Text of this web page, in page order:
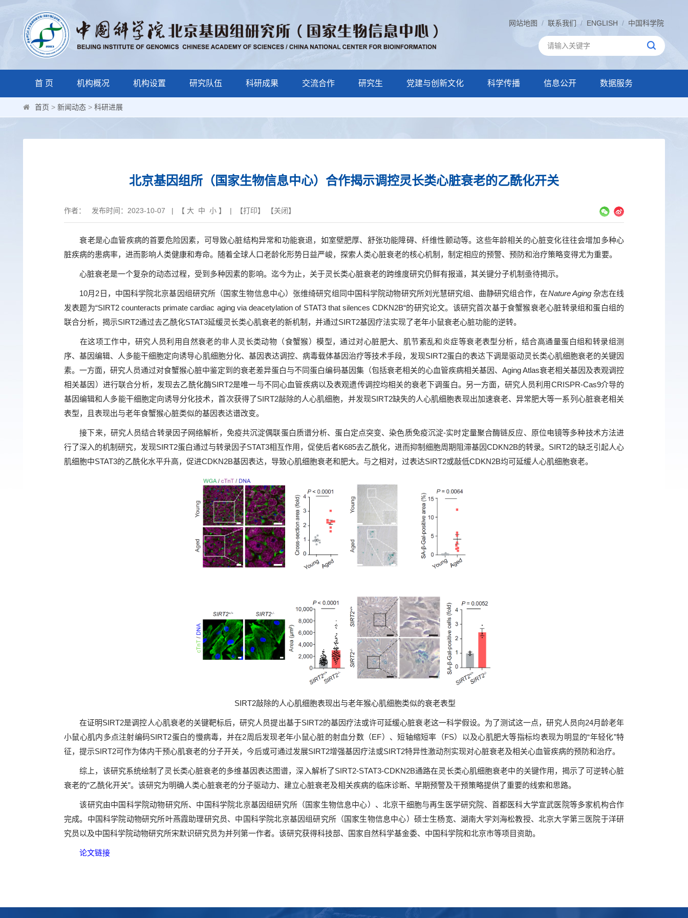
网站地图 / 联系我们 / ENGLISH / 中国科学院
首 页 机构概况 机构设置 研究队伍 科研成果 交流合作 研究生 党建与创新文化 科学传播 信息公开 数据服务
首页 > 新闻动态 > 科研进展
北京基因组所（国家生物信息中心）合作揭示调控灵长类心脏衰老的乙酰化开关
作者： 发布时间：2023-10-07 | 【 大 中 小 】 | 【打印】 【关闭】
衰老是心血管疾病的首要危险因素，可导致心脏结构异常和功能衰退，如室壁肥厚、舒张功能障碍、纤维性颤动等。这些年龄相关的心脏变化往往会增加多种心
脏疾病的患病率，进而影响人类健康和寿命。随着全球人口老龄化形势日益严峻，探索人类心脏衰老的核心机制，制定相应的预警、预防和治疗策略变得尤为重要。
心脏衰老是一个复杂的动态过程，受到多种因素的影响。迄今为止，关于灵长类心脏衰老的跨维度研究仍鲜有报道，其关键分子机制亟待揭示。
10月2日，中国科学院北京基因组研究所（国家生物信息中心）张维绮研究组同中国科学院动物研究所刘光慧研究组、曲静研究组合作，在Nature Aging 杂志在线
发表题为“SIRT2 counteracts primate cardiac aging via deacetylation of STAT3 that silences CDKN2B“的研究论文。该研究首次基于食蟹猴衰老心脏转录组和蛋白组的
联合分析，揭示SIRT2通过去乙酰化STAT3延缓灵长类心肌衰老的新机制，并通过SIRT2基因疗法实现了老年小鼠衰老心脏功能的逆转。
在这项工作中，研究人员利用自然衰老的非人灵长类动物（食蟹猴）模型，通过对心脏肥大、肌节紊乱和炎症等衰老表型分析，结合高通量蛋白组和转录组测
序、基因编辑、人多能干细胞定向诱导心肌细胞分化、基因表达调控、病毒载体基因治疗等技术手段，发现SIRT2蛋白的表达下调是驱动灵长类心肌细胞衰老的关键因
素。一方面，研究人员通过对食蟹猴心脏中鉴定到的衰老差异蛋白与不同蛋白编码基因集（包括衰老相关的心血管疾病相关基因、Aging Atlas衰老相关基因及表观调控
相关基因）进行联合分析，发现去乙酰化酶SIRT2是唯一与不同心血管疾病以及表观遗传调控均相关的衰老下调蛋白。另一方面，研究人员利用CRISPR-Cas9介导的
基因编辑和人多能干细胞定向诱导分化技术，首次获得了SIRT2敲除的人心肌细胞，并发现SIRT2缺失的人心肌细胞表现出加速衰老、异常肥大等一系列心脏衰老相关
表型，且表现出与老年食蟹猴心脏类似的基因表达谱改变。
接下来，研究人员结合转录因子网络解析，免疫共沉淀偶联蛋白质谱分析、蛋白定点突变、染色质免疫沉淀-实时定量聚合酶链反应、原位电镜等多种技术方法进
行了深入的机制研究，发现SIRT2蛋白通过与转录因子STAT3相互作用，促使后者K685去乙酰化，进而抑制细胞周期阻滞基因CDKN2B的转录。SIRT2的缺乏引起人心
肌细胞中STAT3的乙酰化水平升高，促进CDKN2B基因表达，导致心肌细胞衰老和肥大。与之相对，过表达SIRT2或敲低CDKN2B均可延缓人心肌细胞衰老。
SIRT2敲除的人心肌细胞表现出与老年猴心肌细胞类似的衰老表型
在证明SIRT2是调控人心肌衰老的关键靶标后，研究人员提出基于SIRT2的基因疗法或许可延缓心脏衰老这一科学假设。为了测试这一点，研究人员向24月龄老年
小鼠心肌内多点注射编码SIRT2蛋白的慢病毒，并在2周后发现老年小鼠心脏的射血分数（EF）、短轴缩短率（FS）以及心肌肥大等指标均表现为明显的“年轻化”特
征，提示SIRT2可作为体内干预心肌衰老的分子开关，今后或可通过发展SIRT2增强基因疗法或SIRT2特异性激动剂实现对心脏衰老及相关心血管疾病的预防和治疗。
综上，该研究系统绘制了灵长类心脏衰老的多维基因表达图谱，深入解析了SIRT2-STAT3-CDKN2B通路在灵长类心肌细胞衰老中的关键作用，揭示了可逆转心脏
衰老的“乙酰化开关”。该研究为明确人类心脏衰老的分子驱动力、建立心脏衰老及相关疾病的临床诊断、早期预警及干预策略提供了重要的线索和思路。
该研究由中国科学院动物研究所、中国科学院北京基因组研究所（国家生物信息中心）、北京干细胞与再生医学研究院、首都医科大学宣武医院等多家机构合作
完成。中国科学院动物研究所叶燕霞助理研究员、中国科学院北京基因组研究所（国家生物信息中心）硕士生杨宽、湖南大学刘海松教授、北京大学第三医院于洋研
究员以及中国科学院动物研究所宋默识研究员为并列第一作者。该研究获得科技部、国家自然科学基金委、中国科学院和北京市等项目资助。
论文链接